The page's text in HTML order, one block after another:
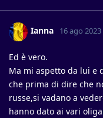
Ianna 16 ago 2023
Ed è vero.
Ma mi aspetto da lui e
che prima di dire che
russe,si vadano a
hanno dato ai vari